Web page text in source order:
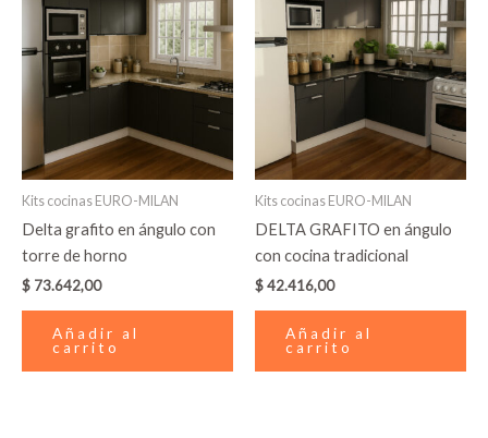
Kits cocinas EURO-MILAN
Delta grafito en ángulo con
torre de horno
$ 73.642,00
Añadir al
carrito
Kits cocinas EURO-MILAN
DELTA GRAFITO en ángulo
con cocina tradicional
$42.416,00
Añadir al
carrito